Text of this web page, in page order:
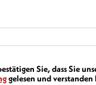
Sie, dass Sie
gelesen und verstanden